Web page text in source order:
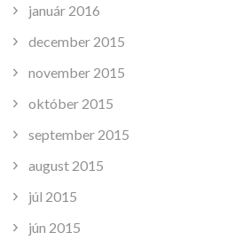
január 2016
december 2015
november 2015
október 2015
september 2015
august 2015
júl 2015
jún 2015